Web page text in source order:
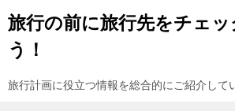
旅行の前に旅行先をチェッ
う！
旅行計画に役立つ情報を総合的にご紹介して